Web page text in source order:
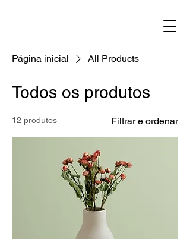
Página inicial All Products
Todos os produtos
12 produtos Filtrar e ordenar